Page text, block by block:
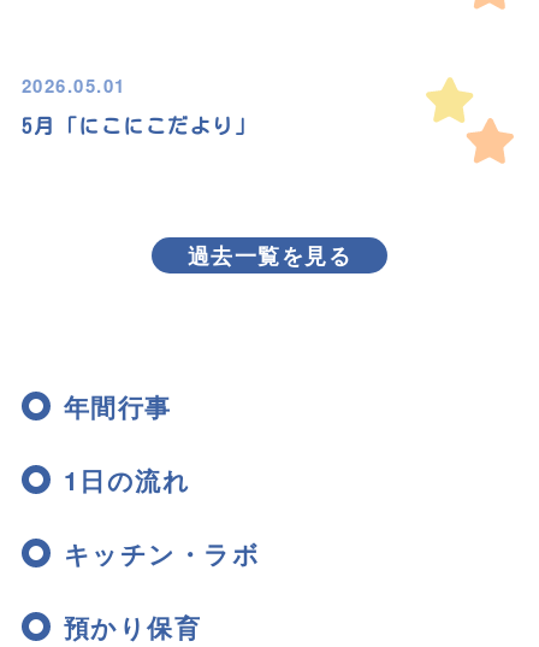
2026.05.01
5月「にこにこだより」
過去一覧を見る
年間行事
1日の流れ
キッチン・ラボ
預かり保育